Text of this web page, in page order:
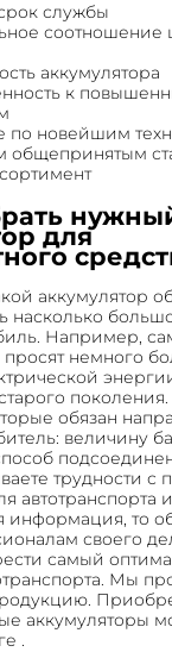
службы
соотношение
аккумулятора
к
по новейшим
общепринятым
для
аккумулятор
насколько
Например,
просят немного
обязан
величину
трудности с
автотранспорта
информация, то
своего
самый
Мы
аккумуляторы
.